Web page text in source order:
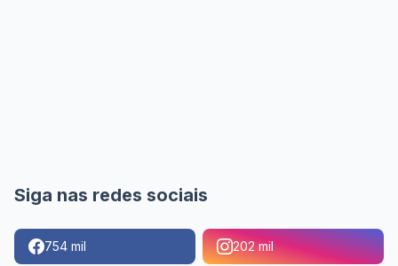
Siga nas redes sociais
754 mil 202 mil